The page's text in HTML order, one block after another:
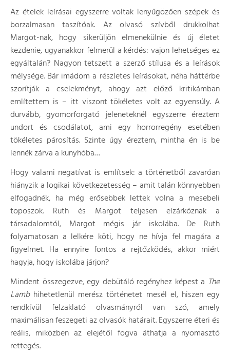
Az ételek leírásai egyszerre voltak lenyűgözően szépek és
borzalmasan taszítóak. Az olvasó szívből drukkolhat
Margot-nak, hogy sikerüljön elmenekülnie és új életet
kezdenie, ugyanakkor felmerül a kérdés: vajon lehetséges ez
egyáltalán? Nagyon tetszett a szerző stílusa és a leírások
mélysége. Bár imádom a részletes leírásokat, néha háttérbe
szorítják a cselekményt, ahogy azt előző kritikámban
említettem is – itt viszont tökéletes volt az egyensúly. A
durvább, gyomorforgató jeleneteknél egyszerre éreztem
undort és csodálatot, ami egy horrorregény esetében
tökéletes párosítás. Szinte úgy éreztem, mintha én is be
lennék zárva a kunyhóba…
Hogy valami negatívat is említsek: a történetből zavaróan
hiányzik a logikai következetesség – amit talán könnyebben
elfogadnék, ha még erősebbek lettek volna a mesebeli
toposzok. Ruth és Margot teljesen elzárkóznak a
társadalomtól, Margot mégis jár iskolába. De Ruth
folyamatosan a lelkére köti, hogy ne hívja fel magára a
figyelmet. Ha ennyire fontos a rejtőzködés, akkor miért
hagyja, hogy iskolába járjon?
Mindent összegezve, egy debütáló regényhez képest a The
Lambhihetetlenül merész történetet mesél el, hiszen egy
rendkívül felzaklató olvasmányról van szó, amely
maximálisan feszegeti az olvasók határait. Egyszerre éteri és
reális, miközben az elejétől fogva áthatja a nyomasztó
rettegés.